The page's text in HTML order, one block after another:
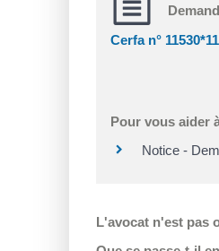
Cerfa n° 11530*11
Pour vous aider
Notice -
L'avocat n'est pas